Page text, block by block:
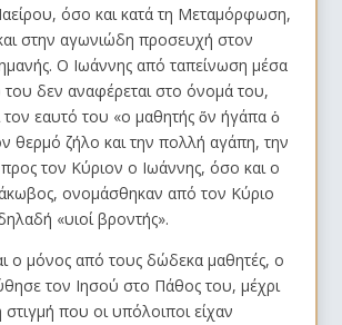
όσο και κατά τη Μεταμόρφωση,
στην αγωνιώδη προσευχή στον
Ο Ιωάννης από ταπείνωση μέσα
του δεν αναφέρεται στο όνομά του,
τον εαυτό του «ο μαθητής ὅν ήγάπα ὁ
θερμό ζήλο και την πολλή αγάπη, την
τον Κύριον ο Ιωάννης, όσο και ο
ονομάσθηκαν από τον Κύριο
«υιοί βροντής».
ο μόνος από τους δώδεκα μαθητές, ο
τον Ιησού στο Πάθος του, μέχρι
που οι υπόλοιποι είχαν